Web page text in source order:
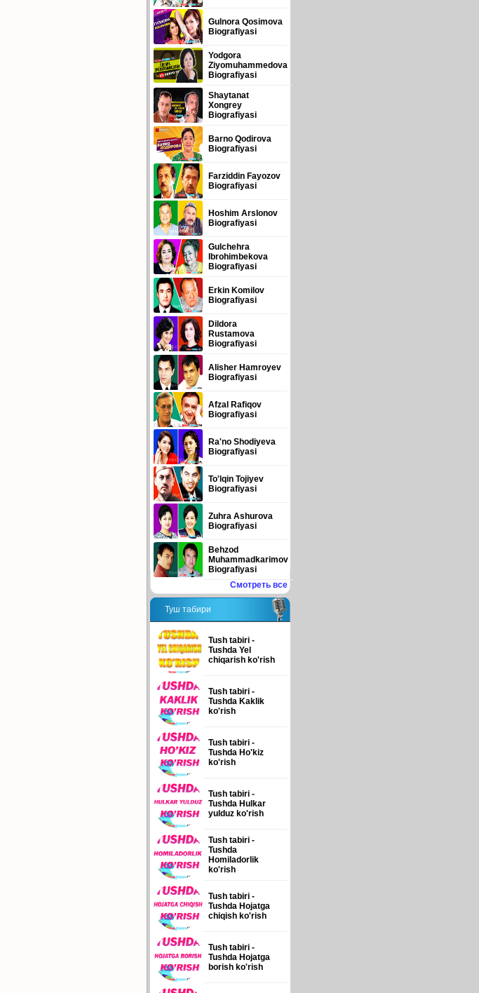
Gulnora Qosimova
Biografiyasi
Yodgora
Ziyomuhammedova
Biografiyasi
Shaytanat
Xongrey
Biografiyasi
Barno Qodirova
Biografiyasi
Farziddin Fayozov
Biografiyasi
Hoshim Arslonov
Biografiyasi
Gulchehra
Ibrohimbekova
Biografiyasi
Erkin Komilov
Biografiyasi
Dildora
Rustamova
Biografiyasi
Alisher Hamroyev
Biografiyasi
Afzal Rafiqov
Biografiyasi
Ra'no Shodiyeva
Biografiyasi
To'lqin Tojiyev
Biografiyasi
Zuhra Ashurova
Biografiyasi
Behzod
Muhammadkarimov
Biografiyasi
Смотреть все
Туш табири
Tush tabiri -
Tushda Yel
chiqarish ko'rish
Tush tabiri -
Tushda Kaklik
ko'rish
Tush tabiri -
Tushda Ho'kiz
ko'rish
Tush tabiri -
Tushda Hulkar
yulduz ko'rish
Tush tabiri -
Tushda
Homiladorlik
ko'rish
Tush tabiri -
Tushda Hojatga
chiqish ko'rish
Tush tabiri -
Tushda Hojatga
borish ko'rish